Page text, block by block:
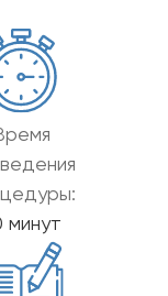
минут